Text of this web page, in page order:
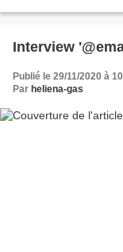
Interview
Publié le 29/11/2020 à
Par heliena-gas